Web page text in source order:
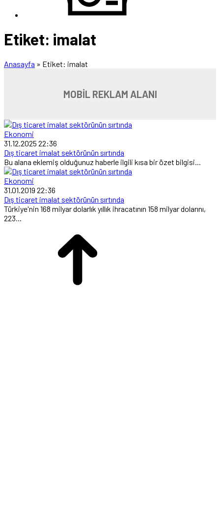
Etiket: imalat
Anasayfa » Etiket: imalat
MOBİL REKLAM ALANI
Ekonomi
31.12.2025 22:36
Dış ticaret imalat sektörünün sırtında
Bu alana eklemiş olduğunuz haberle ilgili kısa bir özet bilgisi...
Ekonomi
31.01.2019 22:36
Dış ticaret imalat sektörünün sırtında
Türkiye'nin 168 milyar dolarlık yıllık ihracatının 158 milyar dolarını,
223...